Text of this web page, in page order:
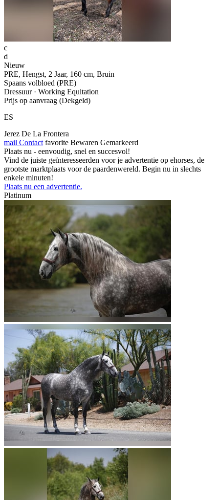
c
d
Nieuw
PRE, Hengst, 2 Jaar, 160 cm, Bruin
Spaans volbloed (PRE)
Dressuur · Working Equitation
Prijs op aanvraag (Dekgeld)
ES
Jerez De La Frontera
mail Contact favorite Bewaren Gemarkeerd
Plaats nu - eenvoudig, snel en succesvol!
Vind de juiste geïnteresseerden voor je advertentie op ehorses, de
grootste marktplaats voor de paardenwereld. Begin nu in slechts
enkele minuten!
Plaats nu een advertentie.
Platinum